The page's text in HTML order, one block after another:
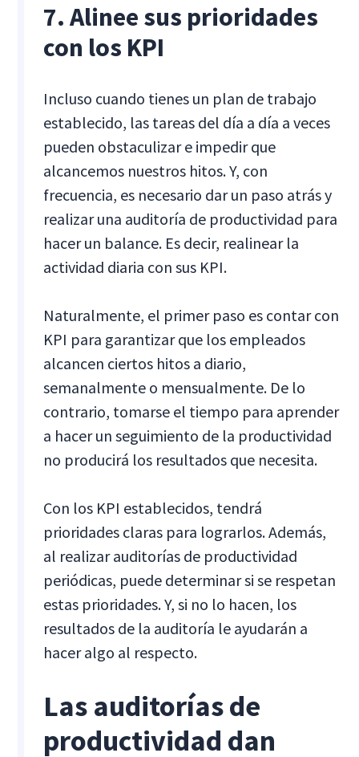
7. Alinee sus prioridades
con los KPI
Incluso cuando tienes un plan de trabajo
establecido, las tareas del día a día a veces
pueden obstaculizar e impedir que
alcancemos nuestros hitos. Y, con
frecuencia, es necesario dar un paso atrás y
realizar una auditoría de productividad para
hacer un balance. Es decir, realinear la
actividad diaria con sus KPI.
Naturalmente, el primer paso es contar con
KPI para garantizar que los empleados
alcancen ciertos hitos a diario,
semanalmente o mensualmente. De lo
contrario, tomarse el tiempo para aprender
a hacer un seguimiento de la productividad
no producirá los resultados que necesita.
Con los KPI establecidos, tendrá
prioridades claras para lograrlos. Además,
al realizar auditorías de productividad
periódicas, puede determinar si se respetan
estas prioridades. Y, si no lo hacen, los
resultados de la auditoría le ayudarán a
hacer algo al respecto.
Las auditorías de
productividad dan